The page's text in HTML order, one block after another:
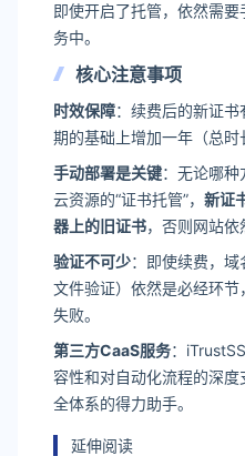
即使开启了托管，依然需
务中。
核心注意事项
时效保障：续费后的新证
期的基础上增加一年（总时
手动部署是关键：无论哪
云资源的“证书托管”， 新证
器上的旧证书，否则网站依
验证不可少：即使续费，
文件验证）依然是必经环
失败。
第三方CaaS服务：
容性和对自动化流程的深
全体系的得力助手。
延伸阅读